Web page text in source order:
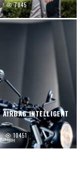
7045
INTELLIGENT
10451